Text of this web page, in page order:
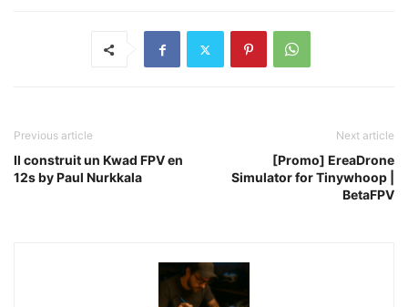
Previous article
Il construit un Kwad FPV en
12s by Paul Nurkkala
Next article
[Promo] EreaDrone
Simulator for Tinywhoop |
BetaFPV